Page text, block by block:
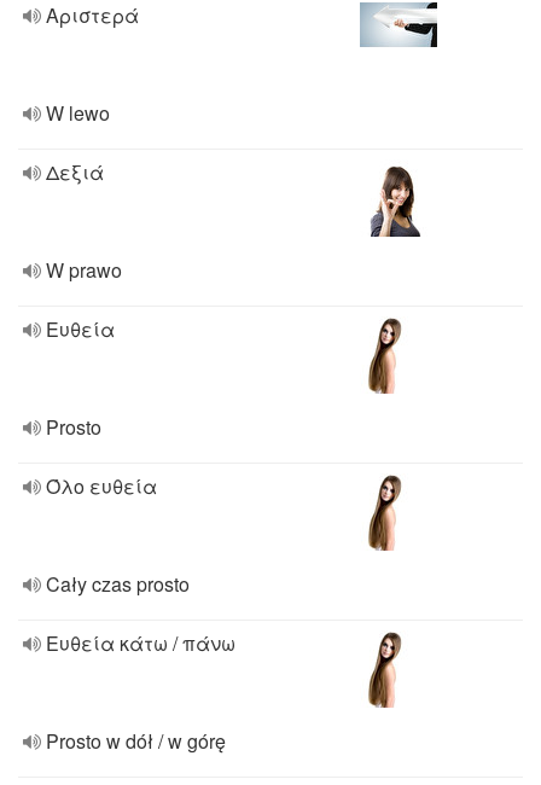
Αριστερά
W lewo
Δεξιά
W prawo
Ευθεία
Prosto
Όλο ευθεία
Cały czas prosto
Ευθεία κάτω / πάνω
Prosto w dół / w górę